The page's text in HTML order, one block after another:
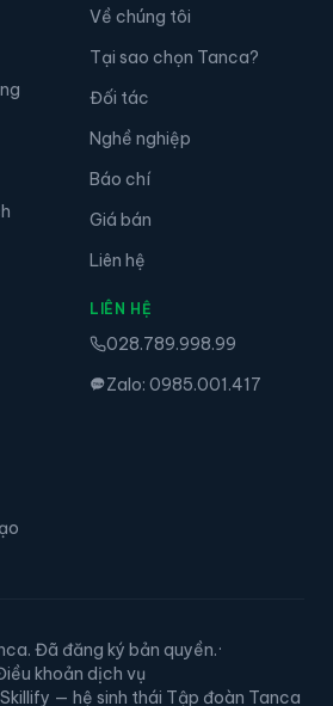
Về chúng tôi
Tại sao chọn Tanca?
Đối tác
Nghề nghiệp
Báo chí
Giá bán
Liên hệ
LIÊN HỆ
028.789.998.99
Zalo: 0985.001.417
Đã đăng ký bản quyền.·
khoản dịch vụ
Skillify — hệ sinh thái Tập đoàn Tanca